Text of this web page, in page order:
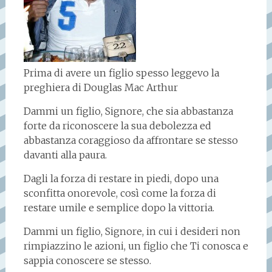
Prima di avere un figlio spesso leggevo la
preghiera di Douglas Mac Arthur
Dammi un figlio, Signore, che sia abbastanza
forte da riconoscere la sua debolezza ed
abbastanza coraggioso da affrontare se stesso
davanti alla paura.
Dagli la forza di restare in piedi, dopo una
sconfitta onorevole, così come la forza di
restare umile e semplice dopo la vittoria.
Dammi un figlio, Signore, in cui i desideri non
rimpiazzino le azioni, un figlio che Ti conosca e
sappia conoscere se stesso.